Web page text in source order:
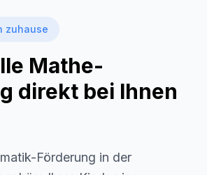
zuhause
Mathe-
direkt bei Ihnen
Förderung in der